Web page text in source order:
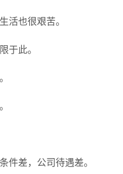
活也很艰苦。
于此。
件差，公司待遇差。